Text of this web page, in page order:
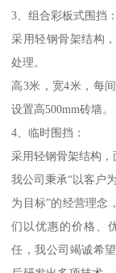
3、组合彩板式围挡：
采用轻钢骨架结构
处理。
高3米，宽4米，每
设置高500mm砖墙。
4、临时围挡：
采用轻钢骨架结构，
我公司秉承“以客户
为目标”的经营理念
们以优惠的价格、
任，我公司竭诚希